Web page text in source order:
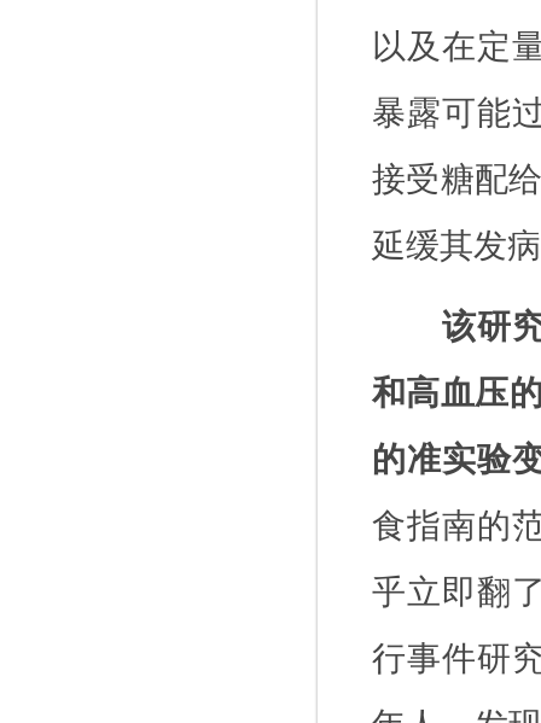
以及在定
暴露可能
接受糖配
延缓其发
该研
和高血压
的准实验
食指南的
乎立即翻
行事件研